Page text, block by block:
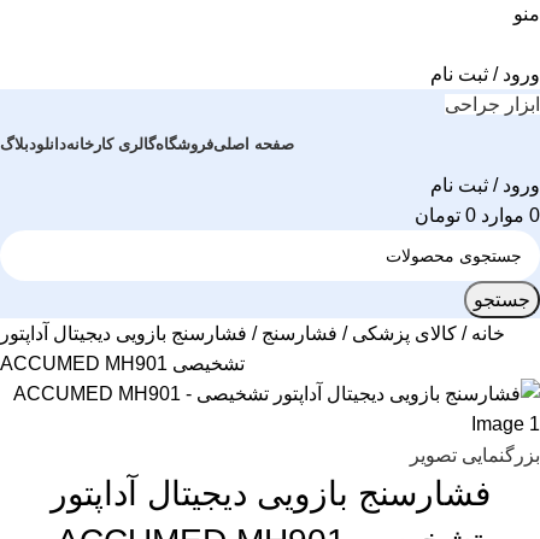
منو
ورود / ثبت نام
ابزار جراحی
صفحه اصلیفروشگاهگالری کارخانهدانلودبلاگ
ورود / ثبت نام
0 موارد 0 تومان
جستجو
خانه کالای پزشکی فشارسنج فشارسنج بازویی دیجیتال آداپتور
تشخیصی ACCUMED MH901
بزرگنمایی تصویر
فشارسنج بازویی دیجیتال آداپتور